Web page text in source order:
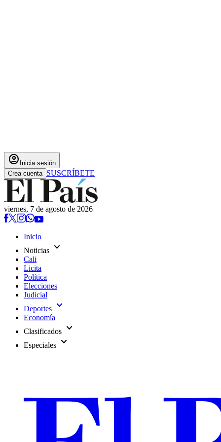
account_circle Inicia sesión
Crea cuenta SUSCRÍBETE
viernes, 7 de agosto de 2026
Inicio
Noticias expand_more
Cali
Licita
Política
Elecciones
Judicial
Deportes expand_more
Economía
Clasificados expand_more
Especiales expand_more